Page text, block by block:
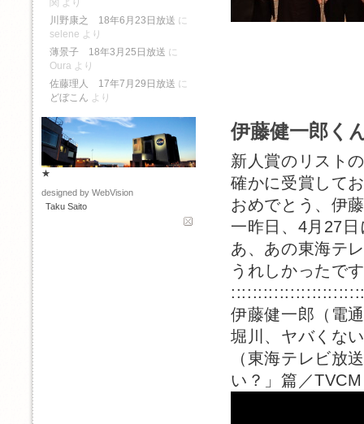
伊藤健一郎く
新人賞のリスト
確かに受賞して
おめでとう、伊
一昨日、4月27
あ、あの東海テ
うれしかったで
伊藤健一郎（電
堀川、ヤバくな
（東海テレビ放
い？」篇／
関 より
川野康之 18年6月23日放送 に
selene より
薄景子 18年3月25日放送 に
Oura より
佐藤理人 17年7月29日放送 に
どぼこん より
★
designed by WebVision
Taku Saito